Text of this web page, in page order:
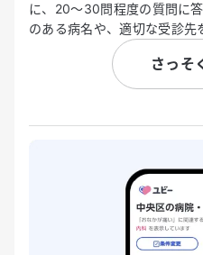
に、20〜30問程度の質問に
のある病名や、適切な受診先
さっそ